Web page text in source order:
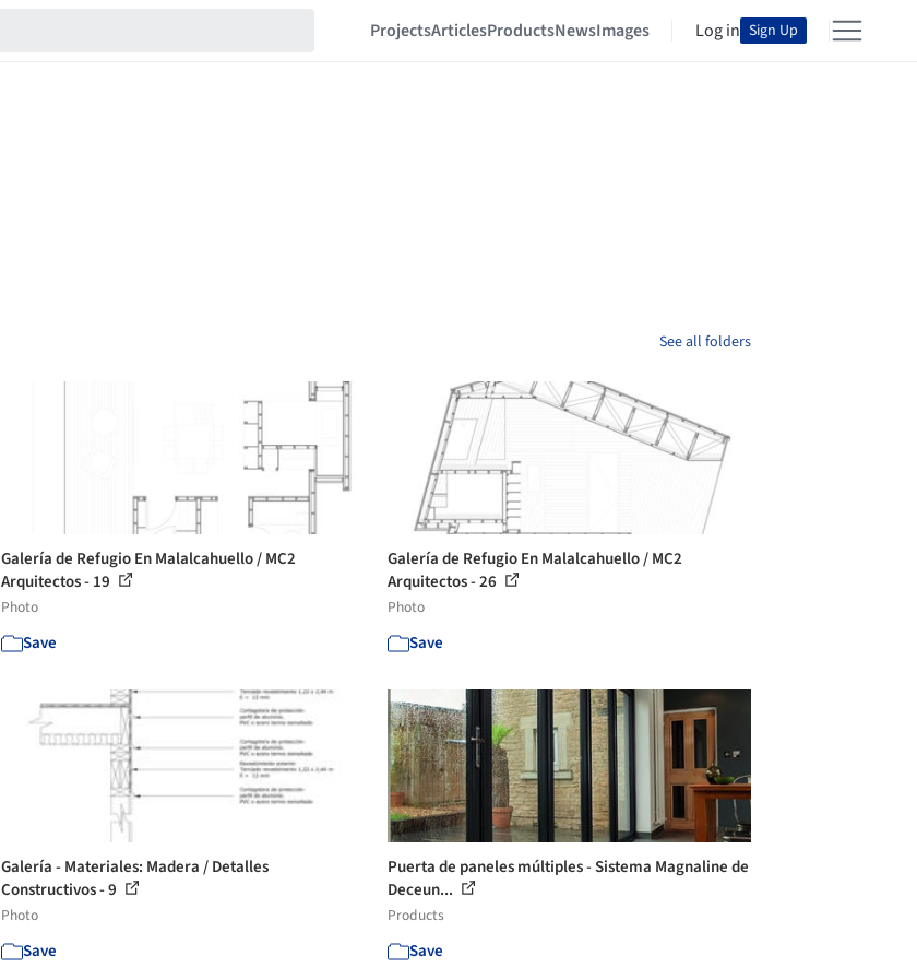
ProjectsArticlesProductsNewsImages Log in Sign Up
See all folders
Galería de Refugio En Malalcahuello / MC2
Arquitectos - 19
Photo
Save
Galería de Refugio En Malalcahuello / MC2
Arquitectos - 26
Photo
Save
Galería - Materiales: Madera / Detalles
Constructivos - 9
Photo
Save
Puerta de paneles múltiples - Sistema Magnaline de
Deceun...
Products
Save